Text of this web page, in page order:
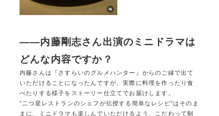
――内藤剛志さん出演のミニドラマは
どんな内容ですか ？
内藤さんは『さすらいのグルメハンター』からのご縁で出て
いただけることになったんですが、実際に料理を作ったり食
べたりする様子をストーリー仕立てでお届けします。
“二つ星レストランのシェフが伝授する簡単なレシピ”はそのま
まに、ミニドラマも楽しんでいただけるよう、こだわって制